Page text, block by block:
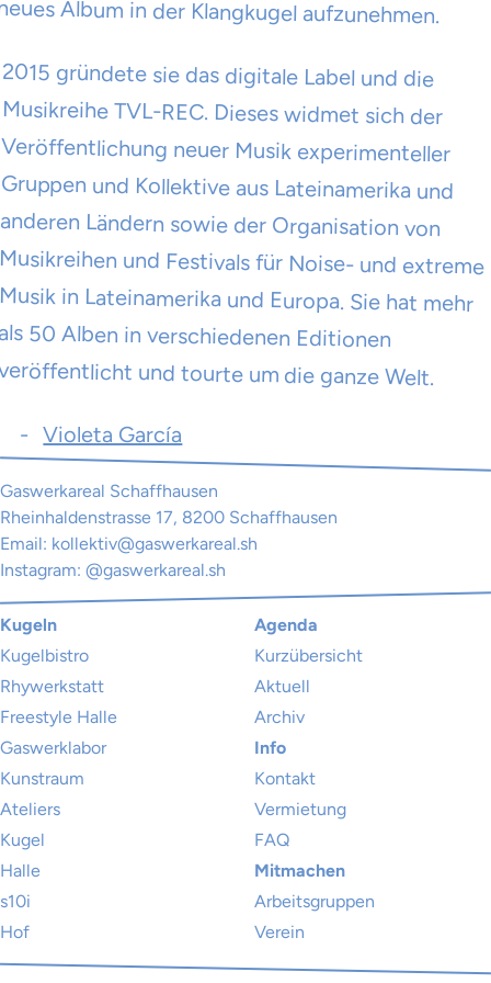
Album in der Klangkugel aufzunehmen.
2015 gründete sie das digitale Label und die
Musikreihe TVL-REC. Dieses widmet sich der
Veröffentlichung neuer Musik experimenteller
Gruppen und Kollektive aus Lateinamerika und
anderen Ländern sowie der Organisation von
Musikreihen und Festivals für Noise- und extreme
Musik in Lateinamerika und Europa. Sie hat mehr
als 50 Alben in verschiedenen Editionen
und tourte um die ganze Welt.
Violeta García
Gaswerkareal Schaffhausen
Rheinhaldenstrasse 17, 8200 Schaffhausen
Email: kollektiv@gaswerkareal.sh
Instagram: @gaswerkareal.sh
Kugeln
Kugelbistro
Rhywerkstatt
Freestyle Halle
Gaswerklabor
Kunstraum
Ateliers
Kugel
Halle
s10i
Hof
Agenda
Kurzübersicht
Aktuell
Archiv
Info
Kontakt
Vermietung
FAQ
Mitmachen
Arbeitsgruppen
Verein